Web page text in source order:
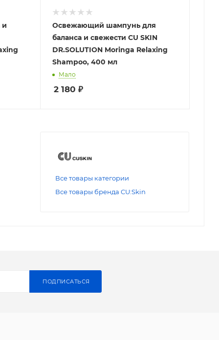
и
Освежающий шампунь для
баланса и свежести CU SKIN
DR.SOLUTION Moringa Relaxing
Shampoo, 400 мл
Мало
2 180 ₽
Все товары категории
Все товары бренда CU:Skin
ПОДПИСАТЬСЯ